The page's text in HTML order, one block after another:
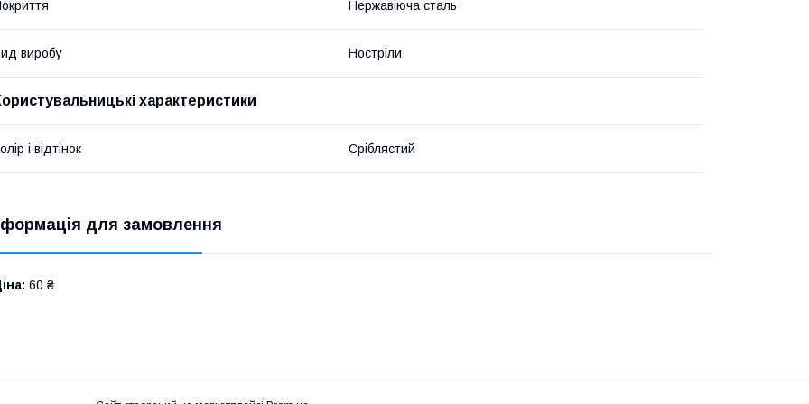
Нержавіюча сталь
виробу Ностріли
характеристики
і відтінок Сріблястий
для замовлення
60 ₴